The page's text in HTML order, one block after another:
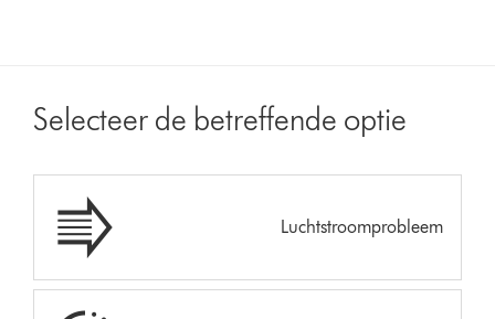
Selecteer de betreffende optie
Luchtstroomprobleem